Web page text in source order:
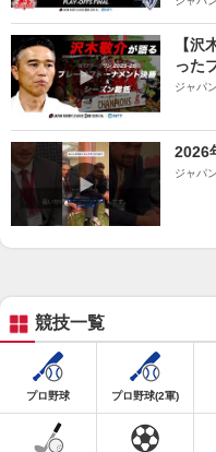
【沢
った
ジャパ
2026
ジャパ
競技一覧
プロ野球 プロ野球(2軍)